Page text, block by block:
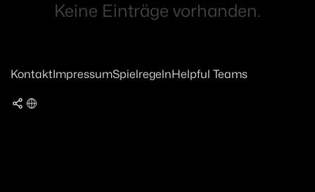
Keine Einträge vorhanden.
KontaktImpressumSpielregelnHelpful Teams